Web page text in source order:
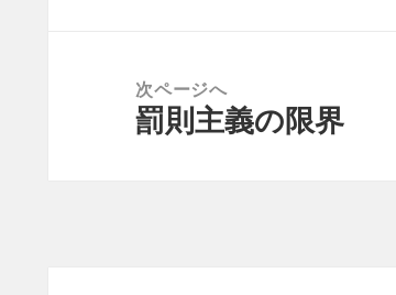
次ページへ
次
罰則主義の限界